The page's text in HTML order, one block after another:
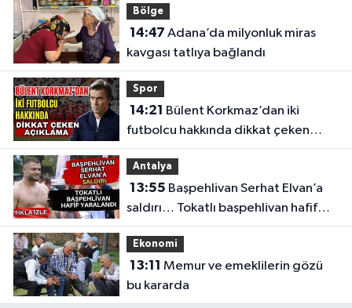
Bölge
14:47
kavgası tatlıya bağlandı
Spor
14:21
futbolcu hakkında dikkat çeken
açıklama
Antalya
13:55
saldırı… Tokatlı başpehlivan hafif
yaralandı
Ekonomi
13:11
bu kararda